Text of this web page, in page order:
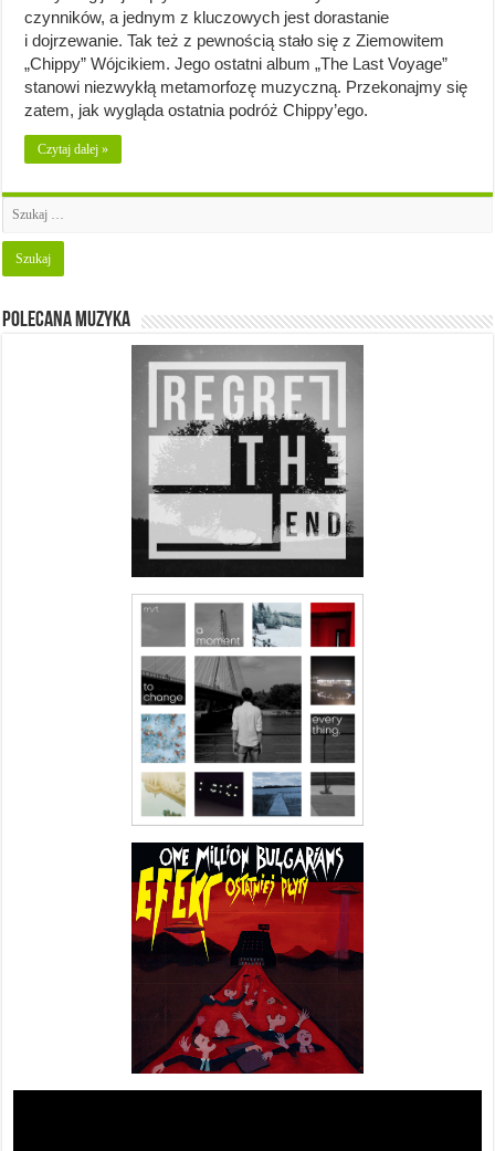
czynników, a jednym z kluczowych jest dorastanie
i dojrzewanie. Tak też z pewnością stało się z Ziemowitem
„Chippy” Wójcikiem. Jego ostatni album „The Last Voyage”
stanowi niezwykłą metamorfozę muzyczną. Przekonajmy się
zatem, jak wygląda ostatnia podróż Chippy’ego.
Czytaj dalej »
Polecana muzyka